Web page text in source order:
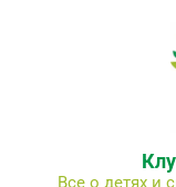
Все о детях и